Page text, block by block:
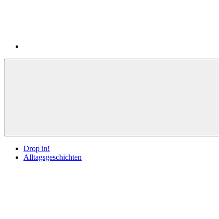
Drop in!
Alltagsgeschichten